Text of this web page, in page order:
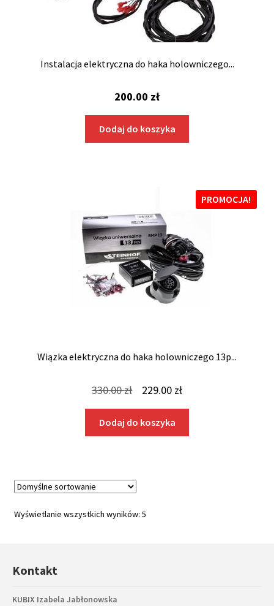
Instalacja elektryczna do haka holowniczego...
200.00 zł
Dodaj do koszyka
Wiązka elektryczna do haka holowniczego 13p...
PROMOCJA!
330.00zł
Pierwotna
cena
wynosiła:
229.00 złAktualna
cena
Dodaj do koszyka
Wyświetlanie wszystkich wyników: 5
Kontakt
KUBIX Izabela Jabłonowska